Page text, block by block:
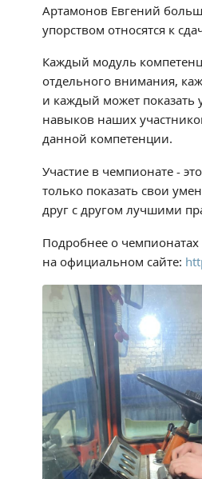
Дополнительное
Информационная
Информация для детей-сирот
Памятные даты военной
Пожарная безопасность
Программа воспитания
Противодействие терроризму
Профилактическая работа
Работа педагога-психолога
Студенческий совет
Студенческий спортивный
МЕТОДИЧЕСКАЯ РАБОТА
В помощь педагогам и
История нашего техникума
Фотографии техникума
ПОЛЕЗНЫЕ ССЫЛКИ
Артамонов Евгений
упорством относятся к
Каждый модуль
отдельного внимания,
и каждый может показать
навыков наших
данной компетенции.
Участие в чемпионате -
только показать свои
друг с другом лучшими
Подробнее о
на официальном сайте: